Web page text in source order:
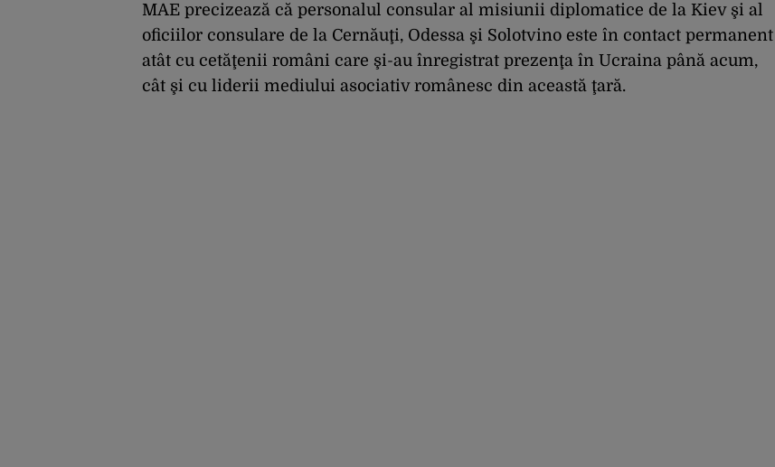
MAE precizează că personalul consular al misiunii diplomatice de la Kiev şi al
oficiilor consulare de la Cernăuţi, Odessa şi Solotvino este în contact permanent
atât cu cetăţenii români care şi-au înregistrat prezenţa în Ucraina până acum,
cât şi cu liderii mediului asociativ românesc din această ţară.